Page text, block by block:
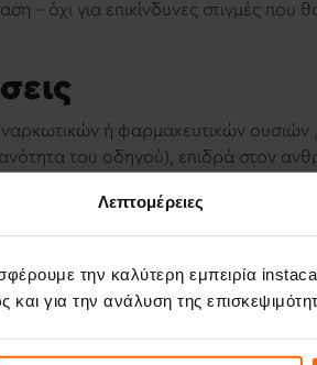
Λεπτομέρειες
την καλύτερη εμπειρία
για την ανάλυση της
– όχι για επικίνδυνες στιγμές που
ή φαρμακευτικών ουσιών
του οδηγού), επιδρά στον
γι’ αυτό και υφίσταται
έχει ως αποτέλεσμα :
ταχύτητας